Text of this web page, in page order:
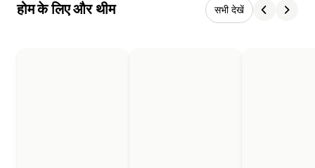
होम के लिए और थीम सभी देखें